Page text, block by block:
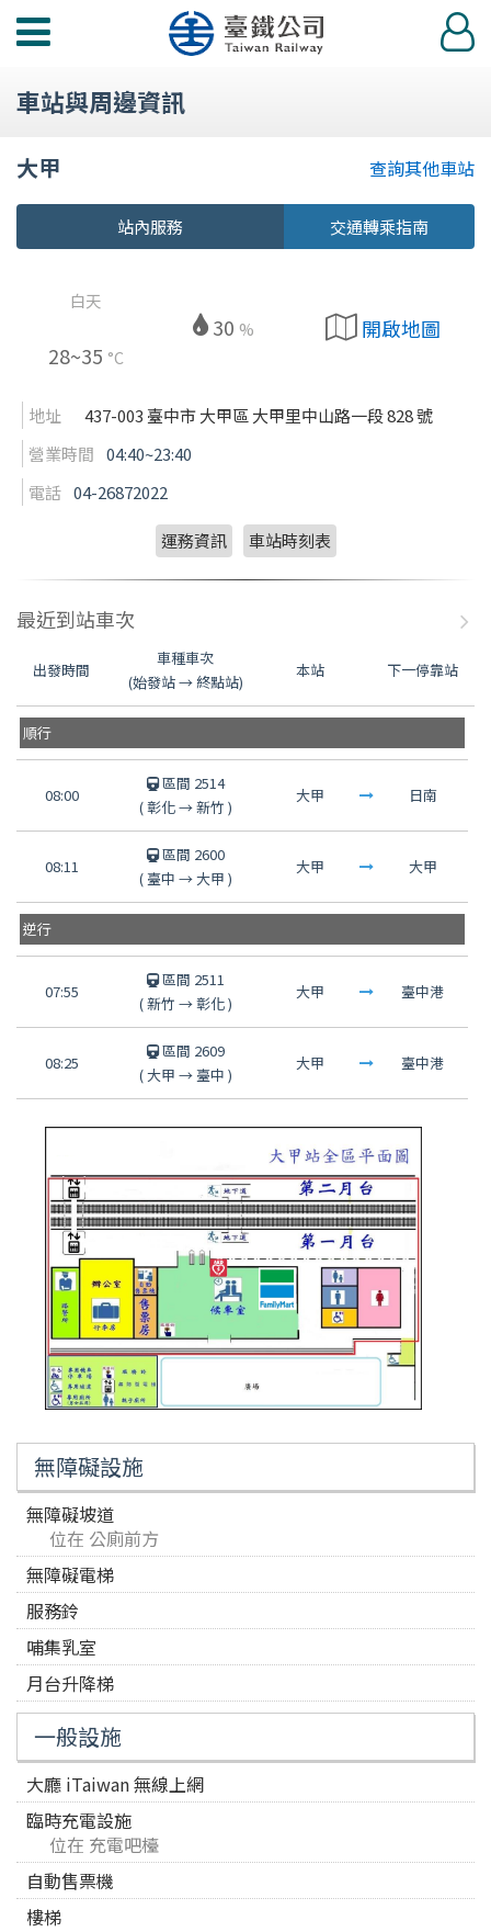
功
選
登
入
車站與周邊資訊
大甲 查詢其他車站
站內服務 交通轉乘指南
白天
28~35 °C
30 % 開啟地圖
地址
437-003 臺中市 大甲區 大甲里中山路一段 828 號
營業時間 04:40~23:40
電話 04-26872022
運務資訊 車站時刻表
最近到站車次
出發時間
車種車次
(始發站 → 終點站)
本站 下一停靠站
順行
08:00
區間 2514
(彰化→新竹 )
大甲 日南
08:11
區間 2600
(臺中 →大甲 )
大甲 大甲
逆行
07:55
區間 2511
(新竹 →彰化)
大甲 臺中港
08:25
區間 2609
(大甲 →臺中 )
大甲 臺中港
無障礙設施
無障礙坡道
位在 公廁前方
無障礙電梯
服務鈴
哺集乳室
月台升降梯
一般設施
大廳 iTaiwan 無線上網
臨時充電設施
位在 充電吧檯
自動售票機
樓梯